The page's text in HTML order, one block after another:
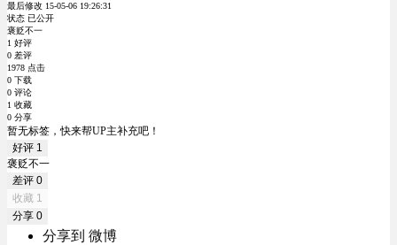
最后修改 15-05-06 19:26:31
状态 已公开
褒贬不一
1 好评
0 差评
1978 点击
0 下载
0 评论
1 收藏
0 分享
暂无标签，快来帮UP主补充吧！
好评 1
褒贬不一
差评 0
收藏 1
分享 0
分享到 微博